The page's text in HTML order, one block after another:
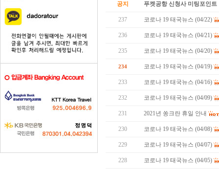
공지 푸켓공항 신청사 미팅포인트
237 코로나 19 태국뉴스 (04/22)
236 코로나 19 태국뉴스 (04/21)
235 코로나 19 태국뉴스 (04/20)
234 코로나 19 태국뉴스 (04/19)
233 코로나 19 태국뉴스 (04/16)
232 코로나 19 태국뉴스 (04/09)
231 2021년 쏭크란 휴일 안내
230 코로나 19 태국뉴스 (04/08)
229 코로나 19 태국뉴스 (04/07)
228 코로나 19 태국뉴스 (04/05)